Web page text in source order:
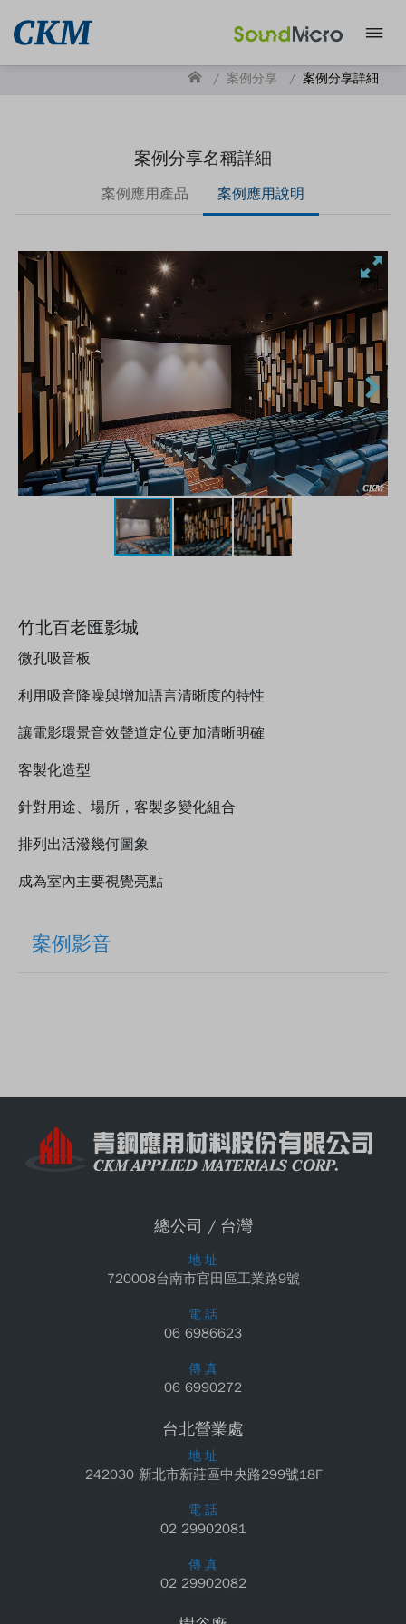
案例分享 案例分享詳細
案例分享名稱詳細
案例應用產品 案例應用說明
竹北百老匯影城
微孔吸音板
利用吸音降噪與增加語言清晰度的特性
讓電影環景音效聲道定位更加清晰明確
客製化造型
針對用途、場所，客製多變化組合
排列出活潑幾何圖象
成為室內主要視覺亮點
案例影音
總公司 / 台灣
地 址
720008台南市官田區工業路9號
電 話
06 6986623
傳 真
06 6990272
台北營業處
地 址
242030 新北市新莊區中央路299號18F
電 話
02 29902081
傳 真
02 29902082